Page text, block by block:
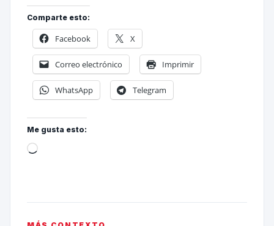
Comparte esto:
Facebook X
Correo electrónico Imprimir
WhatsApp Telegram
Me gusta esto: